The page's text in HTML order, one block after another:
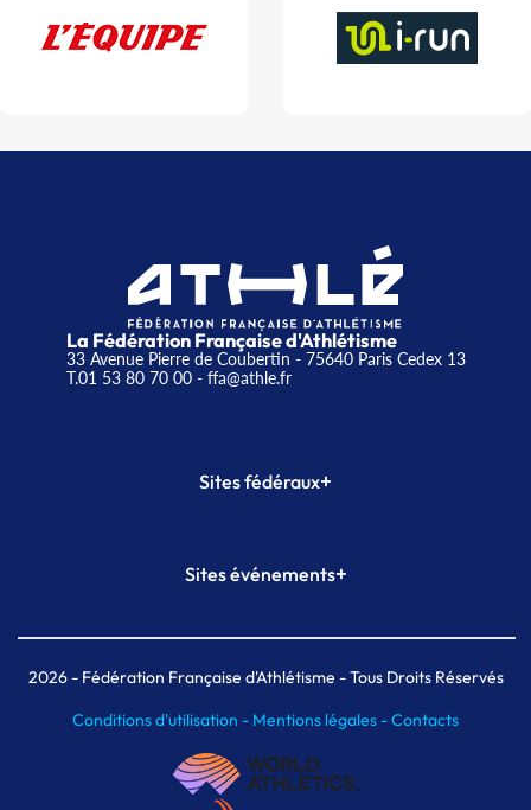
La Fédération Française d'Athlétisme
33 Avenue Pierre de Coubertin - 75640 Paris Cedex 13
T.01 53 80 70 00- ffa@athle.fr
Sites fédéraux+
Plateforme Formation
Sites événements+
Meeting de Paris indoor
MAIF Ekiden de Paris
2026- Fédération Française d'Athlétisme - Tous Droits Réservés
Conditions d'utilisation - Mentions légales -Contacts